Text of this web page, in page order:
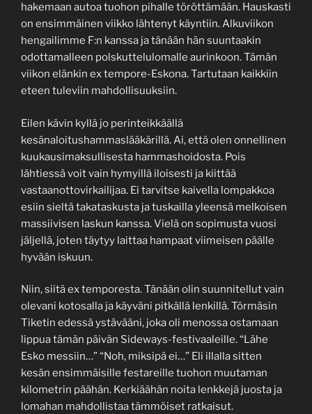
hakemaan autoa tuohon pihalle töröttämään. Hauskasti
on ensimmäinen viikko lähtenyt käyntiin. Alkuviikon
hengailimme F:n kanssa ja tänään hän suuntaakin
odottamalleen polskuttelulomalle aurinkoon. Tämän
viikon elänkin ex tempore-Eskona. Tartutaan kaikkiin
eteen tuleviin mahdollisuuksiin.
Eilen kävin kyllä jo perinteikkäällä
kesänaloitushammaslääkärillä. Ai, että olen onnellinen
kuukausimaksullisesta hammashoidosta. Pois
lähtiessä voit vain hymyillä iloisesti ja kiittää
vastaanottovirkailijaa. Ei tarvitse kaivella lompakkoa
esiin sieltä takataskusta ja tuskailla yleensä melkoisen
massiivisen laskun kanssa. Vielä on sopimusta vuosi
jäljellä, joten täytyy laittaa hampaat viimeisen päälle
hyvään iskuun.
Niin, siitä ex temporesta. Tänään olin suunnitellut vain
olevani kotosalla ja käyväni pitkällä lenkillä. Törmäsin
Tiketin edessä ystävääni, joka oli menossa ostamaan
lippua tämän päivän Sideways-festivaaleille. “Lähe
Esko messiin…” “Noh, miksipä ei…” Eli illalla sitten
kesän ensimmäisille festareille tuohon muutaman
kilometrin päähän. Kerkiäähän noita lenkkejä juosta ja
lomahan mahdollistaa tämmöiset ratkaisut.